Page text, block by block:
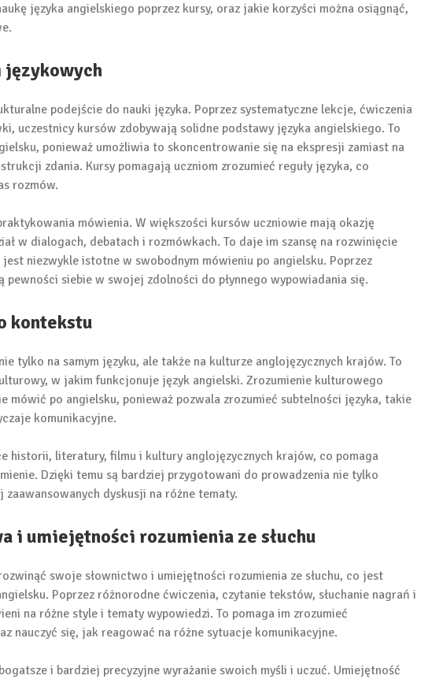
języka angielskiego poprzez kursy, oraz jakie korzyści można osiągnąć,
podejście do nauki języka. Poprzez systematyczne lekcje, ćwiczenia
uczestnicy kursów zdobywają solidne podstawy języka angielskiego. To
ponieważ umożliwia to skoncentrowanie się na ekspresji zamiast na
zdania. Kursy pomagają uczniom zrozumieć reguły języka, co
rozmów.
mówienia. W większości kursów uczniowie mają okazję
w dialogach, debatach i rozmówkach. To daje im szansę na rozwinięcie
niezwykle istotne w swobodnym mówieniu po angielsku. Poprzez
siebie w swojej zdolności do płynnego wypowiadania się.
kontekstu
tylko na samym języku, ale także na kulturze anglojęzycznych krajów. To
w jakim funkcjonuje język angielski. Zrozumienie kulturowego
mówić po angielsku, ponieważ pozwala zrozumieć subtelności języka, takie
komunikacyjne.
historii, literatury, filmu i kultury anglojęzycznych krajów, co pomaga
Dzięki temu są bardziej przygotowani do prowadzenia nie tylko
dyskusji na różne tematy.
i umiejętności rozumienia ze słuchu
swoje słownictwo i umiejętności rozumienia ze słuchu, co jest
Poprzez różnorodne ćwiczenia, czytanie tekstów, słuchanie nagrań i
na różne style i tematy wypowiedzi. To pomaga im zrozumieć
nauczyć się, jak reagować na różne sytuacje komunikacyjne.
i bardziej precyzyjne wyrażanie swoich myśli i uczuć. Umiejętność